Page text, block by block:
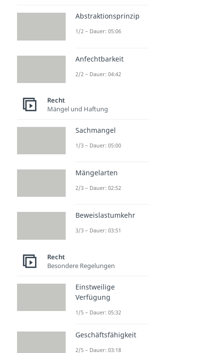
Abstraktionsprinzip
1/2 – Dauer: 05:06
Anfechtbarkeit
2/2 – Dauer: 04:42
Recht
Mängel und Haftung
Sachmangel
1/3 – Dauer: 05:00
Mängelarten
2/3 – Dauer: 02:52
Beweislastumkehr
3/3 – Dauer: 03:51
Recht
Besondere Regelungen
Einstweilige
Verfügung
1/5 – Dauer: 05:32
Geschäftsfähigkeit
2/5 – Dauer: 03:18